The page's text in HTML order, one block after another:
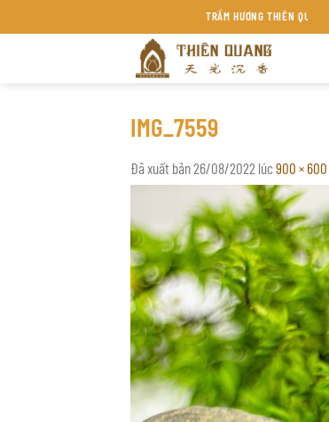
đến
TRẦM HƯƠNG THIÊN QUANG KHÁNH HÒA
IMG_7559
Đã xuất bản26/08/2022 lúc900 × 600